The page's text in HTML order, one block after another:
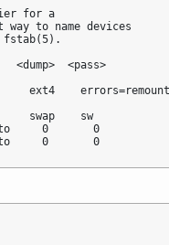
for a
to name devices
fstab(5).
<pass>
ext4
swap    sw
0       0
0       0